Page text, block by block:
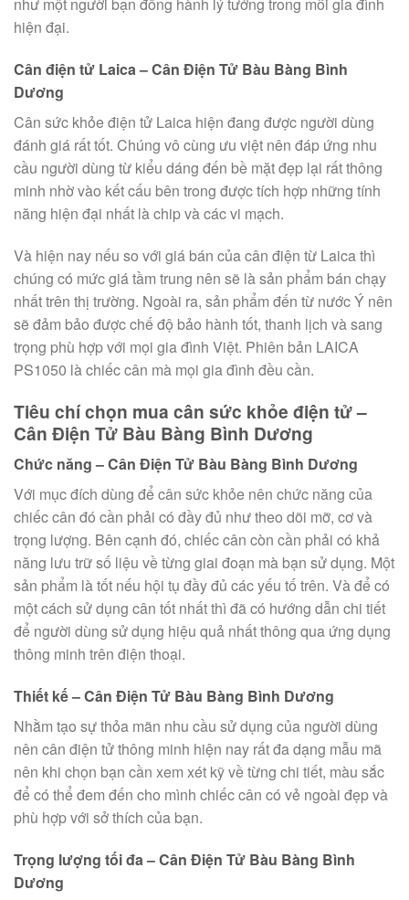
như một người bạn đồng hành lý tưởng trong mỗi gia đình
hiện đại.
Cân điện tử Laica – Cân Điện Tử Bàu Bàng Bình
Dương
Cân sức khỏe điện tử Laica hiện đang được người dùng
đánh giá rất tốt. Chúng vô cùng ưu việt nên đáp ứng nhu
cầu người dùng từ kiểu dáng đến bề mặt đẹp lại rất thông
minh nhờ vào kết cấu bên trong được tích hợp những tính
năng hiện đại nhất là chip và các vi mạch.
Và hiện nay nếu so với giá bán của cân điện từ Laica thì
chúng có mức giá tầm trung nên sẽ là sản phẩm bán chạy
nhất trên thị trường. Ngoài ra, sản phẩm đến từ nước Ý nên
sẽ đảm bảo được chế độ bảo hành tốt, thanh lịch và sang
trọng phù hợp với mọi gia đình Việt. Phiên bản LAICA
PS1050 là chiếc cân mà mọi gia đình đều cần.
Tiêu chí chọn mua cân sức khỏe điện tử –
Cân Điện Tử Bàu Bàng Bình Dương
Chức năng – Cân Điện Tử Bàu Bàng Bình Dương
Với mục đích dùng để cân sức khỏe nên chức năng của
chiếc cân đó cần phải có đầy đủ như theo dõi mỡ, cơ và
trọng lượng. Bên cạnh đó, chiếc cân còn cần phải có khả
năng lưu trữ số liệu về từng giai đoạn mà bạn sử dụng. Một
sản phẩm là tốt nếu hội tụ đầy đủ các yếu tố trên. Và để có
một cách sử dụng cân tốt nhất thì đã có hướng dẫn chi tiết
để người dùng sử dụng hiệu quả nhất thông qua ứng dụng
thông minh trên điện thoại.
Thiết kế – Cân Điện Tử Bàu Bàng Bình Dương
Nhằm tạo sự thỏa mãn nhu cầu sử dụng của người dùng
nên cân điện tử thông minh hiện nay rất đa dạng mẫu mã
nên khi chọn bạn cần xem xét kỹ về từng chi tiết, màu sắc
để có thể đem đến cho mình chiếc cân có vẻ ngoài đẹp và
phù hợp với sở thích của bạn.
Trọng lượng tối đa – Cân Điện Tử Bàu Bàng Bình
Dương